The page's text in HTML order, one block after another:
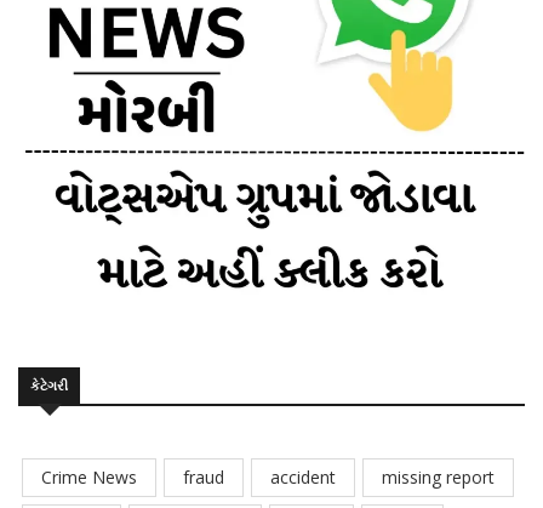
કેટેગરી
Crime News fraud accident
missing report